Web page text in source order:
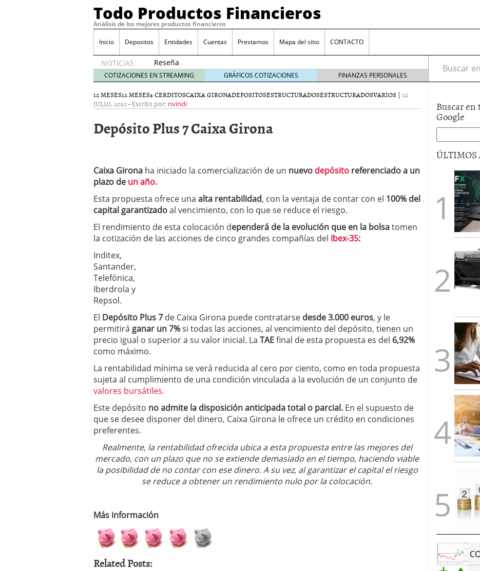
Todo Productos Financieros
Análisis de los mejores productos financieros
Inicio Depositos Entidades Cuentas Prestamos Mapa del sitio CONTACTO
NOTICIAS:
Reseña
de SIFX:
Lo Que
Deben
Saber
Traders
Mexicanos
29/06/2026
Ford y GM consiguen licencia bancaria: nuevas perspectivas para productos
financieros ligados al sector automotriz
¿Por qué el ahorro precautorio sigue al alza entre los hogares? 21/01/2026
Los bancos tradicionales reaccionan: nuevas cuentas al 1,5 % tras la
presión de los neobancos 12/01/2026
Depósitos al 4 % siguen vigentes en varias entidades: ¿qué plazos y
condiciones pedir? 09/01/2026
COTIZACIONES EN STREAMING GRÁFICOS COTIZACIONES FINANZAS PERSONALES
Buscar en:
12 MESES12 MESES4 CERDITOSCAIXA GIRONADEPOSITOSESTRUCTURADOSESTRUCTURADOSVARIOS | 22
JULIO, 2010- Escrito por: nvindi
Depósito Plus 7 Caixa Girona
Caixa Girona ha iniciado la comercialización de un nuevo depósito referenciado a un
plazo de un año.
Esta propuesta ofrece una alta rentabilidad, con la ventaja de contar con el 100% del
capital garantizadoal vencimiento, con lo que se reduce el riesgo.
El rendimiento de esta colocación dependerá de la evolución que en la bolsatomen
la cotización de las acciones de cinco grandes compañías del Ibex-35:
Inditex,
Santander,
Telefónica,
Iberdrola y
Repsol.
El Depósito Plus 7 de Caixa Girona puede contratarse desde 3.000 euros, y le
permitirá ganar un 7%si todas las acciones, al vencimiento del depósito, tienen un
precio igual o superior a su valor inicial. La TAEfinal de esta propuesta es del 6,92%
como máximo.
La rentabilidad mínima se verá reducida al cero por ciento, como en toda propuesta
sujeta al cumplimiento de una condición vinculada a la evolución de un conjunto de
valores bursátiles.
Este depósito no admite la disposición anticipada total o parcial. En el supuesto de
que se desee disponer del dinero, Caixa Girona le ofrece un crédito en condiciones
preferentes.
Realmente, la rentabilidad ofrecida ubica a esta propuesta entre las mejores del
mercado, con un plazo que no se extiende demasiado en el tiempo, haciendo viable
la posibilidad de no contar con ese dinero. A su vez, al garantizar el capital el riesgo
se reduce a obtener un rendimiento nulo por la colocación.
Más información
Related Posts:
Buscar
Google
ÚLTIMOS